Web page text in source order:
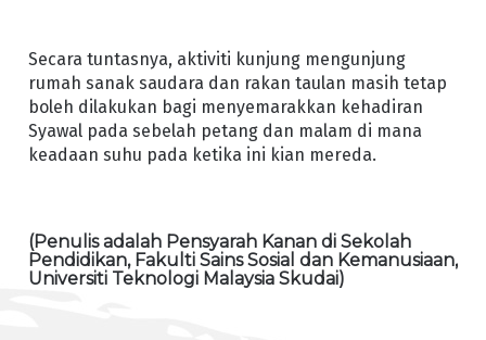
Secara tuntasnya, aktiviti kunjung mengunjung
rumah sanak saudara dan rakan taulan masih tetap
boleh dilakukan bagi menyemarakkan kehadiran
Syawal pada sebelah petang dan malam di mana
keadaan suhu pada ketika ini kian mereda.
(Penulis adalah Pensyarah Kanan di Sekolah
Pendidikan, Fakulti Sains Sosial dan Kemanusiaan,
Universiti Teknologi Malaysia Skudai)